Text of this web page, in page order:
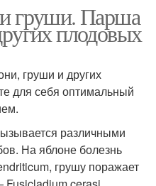
груши. Парша
плодовых
груши и других
для себя оптимальный
различными
На яблоне болезнь
грушу поражает